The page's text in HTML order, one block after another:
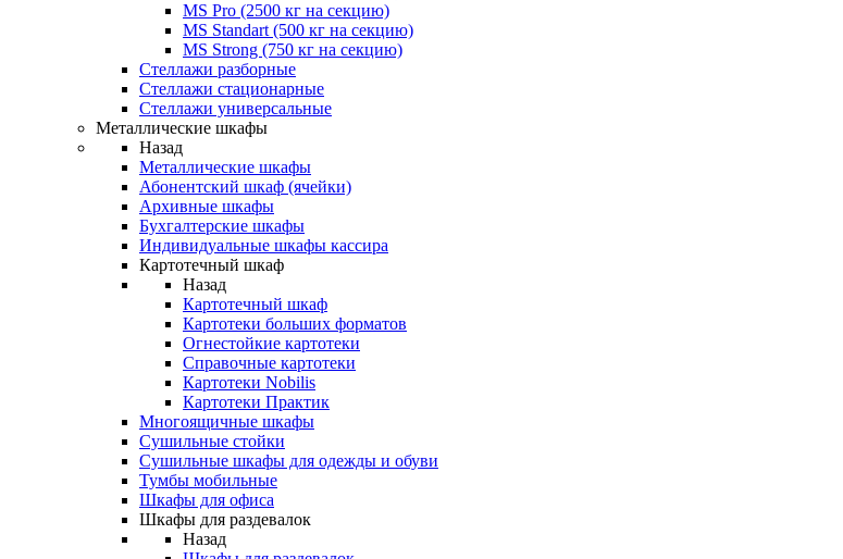
MS Pro (2500 кг на секцию)
MS Standart (500 кг на секцию)
MS Strong (750 кг на секцию)
Стеллажи разборные
Стеллажи стационарные
Стеллажи универсальные
Металлические шкафы
Назад
Металлические шкафы
Абонентский шкаф (ячейки)
Архивные шкафы
Бухгалтерские шкафы
Индивидуальные шкафы кассира
Картотечный шкаф
Назад
Картотечный шкаф
Картотеки больших форматов
Огнестойкие картотеки
Справочные картотеки
Картотеки Nobilis
Картотеки Практик
Многоящичные шкафы
Сушильные стойки
Сушильные шкафы для одежды и обуви
Тумбы мобильные
Шкафы для офиса
Шкафы для раздевалок
Назад